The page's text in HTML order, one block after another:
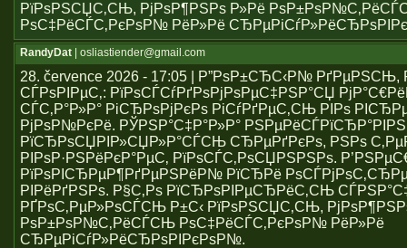
РїРѕРЅСЏС‚СЊ, РјРѕР¶РЅРѕ Р»Рё
РѕС‡РёСЃС‚РєРѕР№ РёР»Рё
RandyDat | osliastiender@gmail.com
28. července 2026 - 17:05 | Р”РѕР±СЂС‹Р№
СЃРѕРІРµС‚: РїРѕСЃСѓРґРѕРјРѕРµС‡РЅР°СЏ
СЃС‚Р°Р»Р° РіСЂРѕРјРєРѕ РіСѓРґРµС‚СЊ РІРѕ
РјРѕР№РєРё. РЎРЅР°С‡Р°Р»Р°
РїСЂРѕСЏРІР»СЏР»Р°СЃСЊ СЂРµРґРєРѕ, РЅРѕ
РІРѕР·РЅРёРєР°РµС‚ РїРѕСЃС‚РѕСЏРЅРЅРѕ.
РїРѕРІСЂРµР¶РґРµРЅРёР№ РїСЂРё
РІРёРґРЅРѕ. Р§С‚Рѕ РїСЂРѕРІРµСЂРёС‚СЊ
РҐРѕС‚РµР»РѕСЃСЊ Р±С‹ РїРѕРЅСЏС‚СЊ,
РѕР±РѕР№С‚РёСЃСЊ РѕС‡РёСЃС‚РєРѕР№ РёР»Рё
СЂРµРіСѓР»РёСЂРѕРІРєРѕР№.